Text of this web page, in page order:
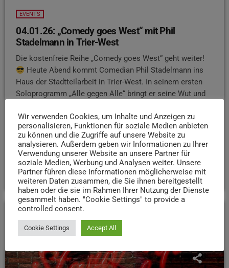
EVENTS
04.01.26: „Comedy goes West“ mit Phil
Stadelmann in Trier-West
Die kostenfreie Reihe „Comedy goes West“ geht weiter!
Heute Abend kommt Comedian Phil Stadelmann ins
Haus der Stadtteilarbeit in Trier-West. In seinem ersten
Soloprogramm „Alle gegen Alle“ bringt er seine Wut und
Dabei geht es um alles, was uns im Alltag begegnet: die
mediale Verdummung, das alltägliche Leid, das wir
ertragen – und die bittere Erkenntnis, dass wir am Ende
des Tages nicht viel besser sind. Los geht‘s ab 19 Uhr, […]
today 4. JANUAR 2026 26
Wir verwenden Cookies, um Inhalte und Anzeigen zu
personalisieren, Funktionen für soziale Medien anbieten
zu können und die Zugriffe auf unsere Website zu
analysieren. Außerdem geben wir Informationen zu Ihrer
Verwendung unserer Website an unsere Partner für
soziale Medien, Werbung und Analysen weiter. Unsere
Partner führen diese Informationen möglicherweise mit
weiteren Daten zusammen, die Sie ihnen bereitgestellt
haben oder die sie im Rahmen Ihrer Nutzung der Dienste
gesammelt haben. "Cookie Settings" to provide a
controlled consent.
Cookie Settings Accept All